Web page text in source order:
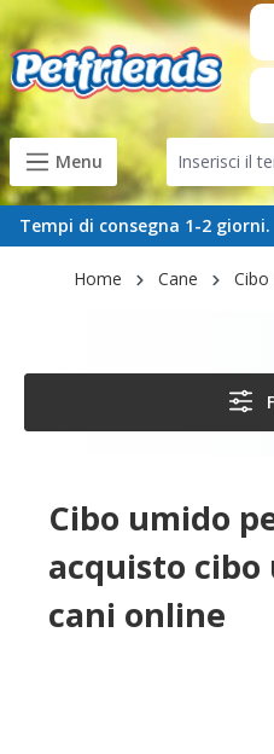
content
Menu
Tempi di consegna 1-2 giorni.
Home Cane Cibo
Cibo umido
acquisto
cani online